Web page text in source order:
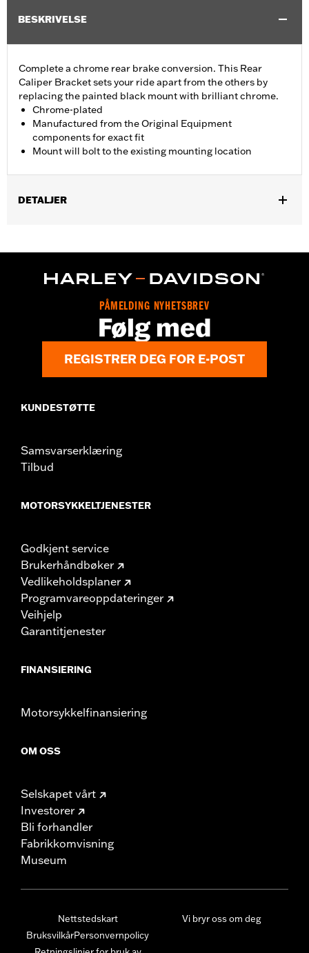
BESKRIVELSE
Complete a chrome rear brake conversion. This Rear
Caliper Bracket sets your ride apart from the others by
replacing the painted black mount with brilliant chrome.
Chrome-plated
Manufactured from the Original Equipment
components for exact fit
Mount will bolt to the existing mounting location
DETALJER
Sold In Units:Each
Mounting bracket only
1 year limited warranty – Go to
for full details
PÅMELDING NYHETSBREV
Følg med
REGISTRER DEG FOR E-POST
KUNDESTØTTE
Samsvarserklæring
Tilbud
MOTORSYKKELTJENESTER
Godkjent service
Brukerhåndbøker
Vedlikeholdsplaner
Programvareoppdateringer
Veihjelp
Garantitjenester
FINANSIERING
Motorsykkelfinansiering
OM OSS
Selskapet vårt
Investorer
Bli forhandler
Fabrikkomvisning
Museum
Nettstedskart
BruksvilkårPersonvernpolicy
Vi bryr oss om deg